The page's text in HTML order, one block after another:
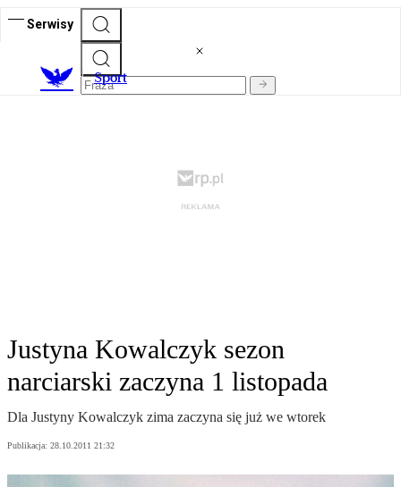
Serwisy
Sport
Justyna Kowalczyk sezon
narciarski zaczyna 1 listopada
Dla Justyny Kowalczyk zima zaczyna się już we wtorek
Publikacja: 28.10.2011 21:32